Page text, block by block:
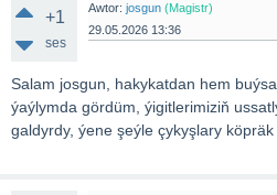
+1
ses
Awtor: josgun (Magistr)
29.05.2026 13:36
Salam josgun, hakykatdan hem
ýaýlymda gördüm, ýigitlerimiziň
galdyrdy, ýene şeýle çykyşlary